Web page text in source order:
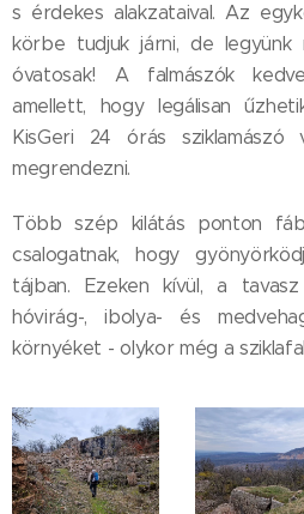
s érdekes alakzataival. Az
körbe tudjuk járni, de legyünk
óvatosak! A falmászók
amellett, hogy legálisan
KisGeri 24 órás
megrendezni.
Több szép kilátás ponton
csalogatnak, hogy
tájban. Ezeken kívül, a
hóvirág-, ibolya- és
környéket - olykor még a